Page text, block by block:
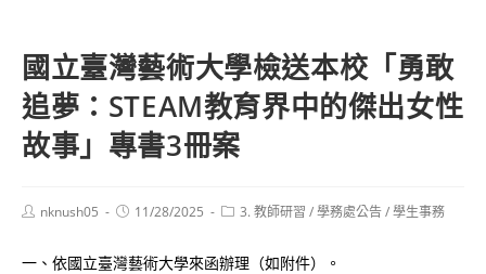
國立臺灣藝術大學檢送本校「勇敢
追夢：STEAM教育界中的傑出女性
故事」專書3冊案
Postnknush05
Post11/28/2025
Post3. 教師研習 /學務處公告/學生事務
一、依國立臺灣藝術大學來函辦理（如附件）。